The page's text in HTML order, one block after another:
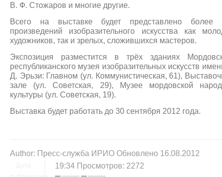
В. Ф. Стожаров и многие другие.
Всего на выставке будет представлено более
произведений изобразительного искусства как
художников, так и зрелых, сложившихся мастеров.
Экспозиция разместится в трёх зданиях
республиканского музея изобразительных искусств
Д. Эрьзи: Главном (ул. Коммунистическая, 61),
зале (ул. Советская, 29), Музее мордовской
культуры (ул. Советская, 19).
Выставка будет работать до 30 сентября 2012 года.
Author: Пресс-служба ИРИО Обновлено 16.08.2012
19:34 Просмотров: 2272